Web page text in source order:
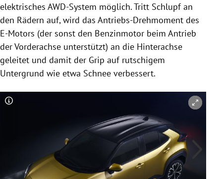
elektrisches AWD-System möglich. Tritt Schlupf an
den Rädern auf, wird das Antriebs-Drehmoment des
E-Motors (der sonst den Benzinmotor beim Antrieb
der Vorderachse unterstützt) an die Hinterachse
geleitet und damit der Grip auf rutschigem
Untergrund wie etwa Schnee verbessert.
Copyright-Hinweis öffnen/schließen